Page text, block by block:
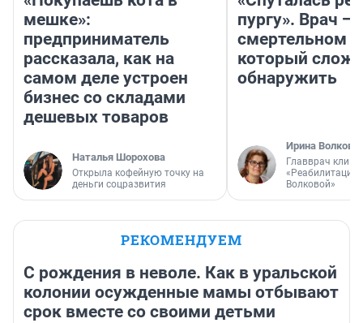
мешке»:
предприниматель
рассказала, как на
самом деле устроен
бизнес со складами
дешевых товаров
Наталья Шорохова
Открыла кофейную точку на
деньги соцразвития
пургу». Врач —
смертельном
который
обнаружить
Ирина Волкова
Главврач
«Реабилитация
Волковой»
РЕКОМЕНДУЕМ
С рождения в неволе. Как в уральской
колонии осужденные мамы отбывают
срок вместе со своими детьми